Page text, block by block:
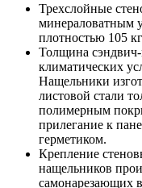
Трехслойные
минераловатным
плотностью 105
Толщина сэндвич-
климатических
Нащельники
листовой стали
полимерным
прилегание к
герметиком.
Крепление
нащельников
самонарезающих